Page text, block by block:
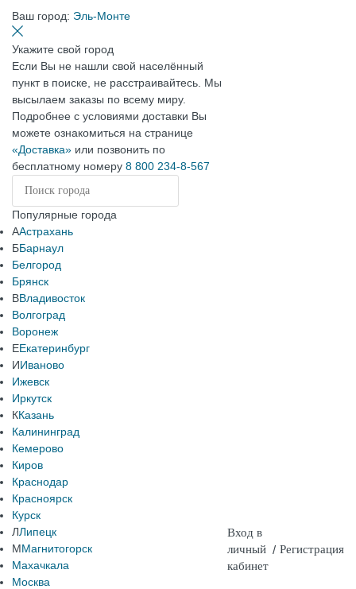
Ваш город: Эль-Монте
Укажите свой город
Если Вы не нашли свой населённый
пункт в поиске, не расстраивайтесь. Мы
высылаем заказы по всему миру.
Подробнее с условиями доставки Вы
можете ознакомиться на странице
«Доставка» или позвонить по
бесплатному номеру 8 800 234-8-567
Популярные города
ААстрахань
ББарнаул
Белгород
Брянск
ВВладивосток
Волгоград
Воронеж
ЕЕкатеринбург
ИИваново
Ижевск
Иркутск
ККазань
Калининград
Кемерово
Киров
Краснодар
Красноярск
Курск
ЛЛипецк
ММагнитогорск
Махачкала
Москва
Вход в
личный
кабинет
/ Регистрация